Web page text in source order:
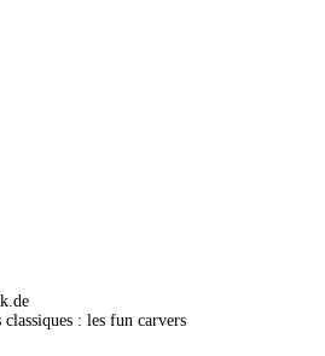
: les fun carvers